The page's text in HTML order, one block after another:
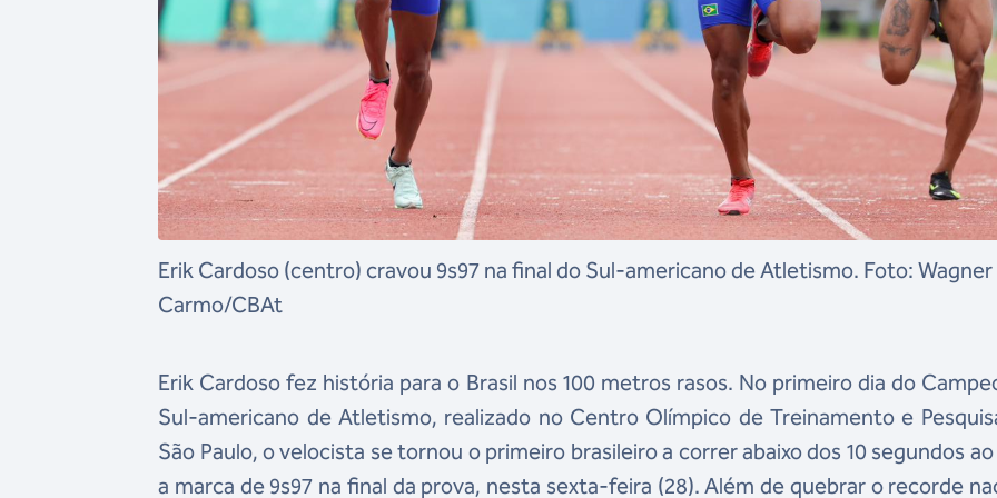
Erik Cardoso (centro) cravou 9s97 na final do Sul-americano de Atletismo. Foto: Wagner
Carmo/CBAt
Erik Cardoso fez história para o Brasil nos 100 metros rasos. No primeiro dia do
Sul-americano de Atletismo, realizado no Centro Olímpico de Treinamento e
São Paulo, o velocista se tornou o primeiro brasileiro a correr abaixo dos 10 segundos
a marca de 9s97 na final da prova, nesta sexta-feira (28). Além de quebrar o recorde